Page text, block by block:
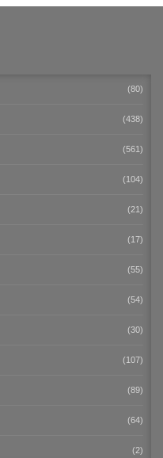
(80)
(438)
(561)
(104)
(21)
(17)
(55)
(54)
(30)
(107)
(89)
(64)
(2)